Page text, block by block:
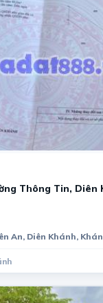
Thông Tin, Diên
An, Diên Khánh,